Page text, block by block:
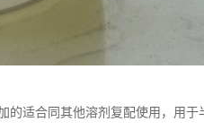
的适合同其他溶剂复配使用，用于